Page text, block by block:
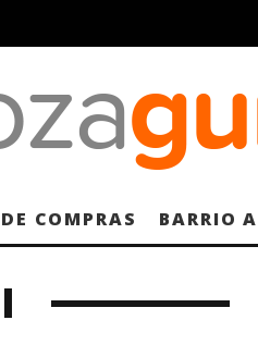
DE COMPRAS BARRIO